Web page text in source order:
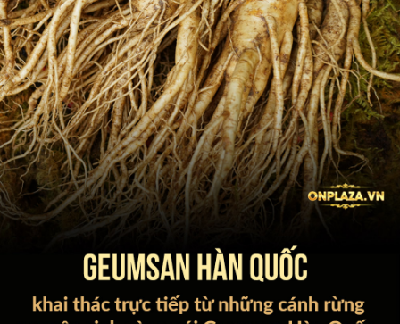
Một số hình ảnh chi tiết của sản phẩm: Nhân sâm tươi Hàn
Quốc 6 năm tuổi loại 4 củ/kg.